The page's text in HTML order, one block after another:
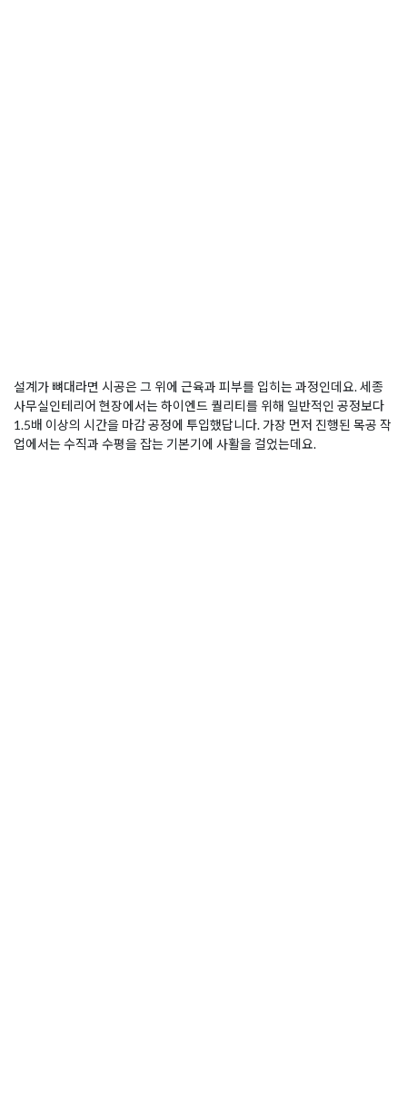
설계가 뼈대라면 시공은 그 위에 근육과 피부를 입히는 과정인데요. 세종
사무실인테리어 현장에서는 하이엔드 퀄리티를 위해 일반적인 공정보다
1.5배 이상의 시간을 마감 공정에 투입했답니다. 가장 먼저 진행된 목공 작
업에서는 수직과 수평을 잡는 기본기에 사활을 걸었는데요.